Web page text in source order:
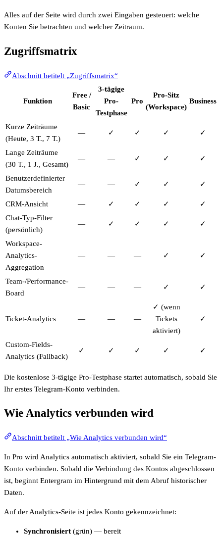
Alles auf der Seite wird durch zwei Eingaben gesteuert: welche
Konten Sie betrachten und welcher Zeitraum.
Zugriffsmatrix
Abschnitt betitelt „Zugriffsmatrix“
Funktion
Free /
Basic
3-tägige
Pro-
Testphase
Pro
Pro-Sitz
(Workspace)
Business
Kurze Zeiträume
(Heute, 3 T., 7 T.)
— ✓ ✓ ✓ ✓
Lange Zeiträume
(30 T., 1 J., Gesamt)
— — ✓ ✓ ✓
Benutzerdefinierter
Datumsbereich
— — ✓ ✓ ✓
CRM-Ansicht — ✓ ✓ ✓
✓
Chat-Typ-Filter
(persönlich)
— ✓ ✓ ✓ ✓
Workspace-
Analytics-
Aggregation
— — — ✓ ✓
Team-/Performance-
Board
— — — ✓ ✓
Ticket-Analytics — — —
✓ (wenn
Tickets
aktiviert)
✓
Custom-Fields-
Analytics (Fallback)
✓ ✓ ✓ ✓ ✓
Die kostenlose 3-tägige Pro-Testphase startet automatisch, sobald Sie
Ihr erstes Telegram-Konto verbinden.
Wie Analytics verbunden wird
Abschnitt betitelt „Wie Analytics verbunden wird“
In Pro wird Analytics automatisch aktiviert, sobald Sie ein Telegram-
Konto verbinden. Sobald die Verbindung des Kontos abgeschlossen
ist, beginnt Entergram im Hintergrund mit dem Abruf historischer
Daten.
Auf der Analytics-Seite ist jedes Konto gekennzeichnet:
Synchronisiert (grün) — bereit